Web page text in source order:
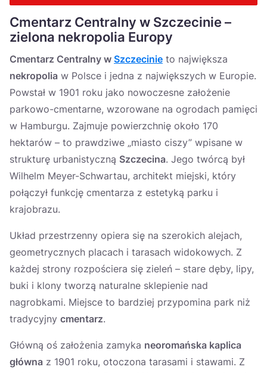
Cmentarz Centralny w Szczecinie –
zielona nekropolia Europy
Cmentarz Centralny w Szczecinie to największa
nekropolia w Polsce i jedna z największych w Europie.
Powstał w 1901 roku jako nowoczesne założenie
parkowo-cmentarne, wzorowane na ogrodach pamięci
w Hamburgu. Zajmuje powierzchnię około 170
hektarów – to prawdziwe „miasto ciszy” wpisane w
strukturę urbanistyczną Szczecina. Jego twórcą był
Wilhelm Meyer-Schwartau, architekt miejski, który
połączył funkcję cmentarza z estetyką parku i
krajobrazu.
Układ przestrzenny opiera się na szerokich alejach,
geometrycznych placach i tarasach widokowych. Z
każdej strony rozpościera się zieleń – stare dęby, lipy,
buki i klony tworzą naturalne sklepienie nad
nagrobkami. Miejsce to bardziej przypomina park niż
tradycyjny cmentarz.
Główną oś założenia zamyka neoromańska kaplica
główna z 1901 roku, otoczona tarasami i stawami. Z